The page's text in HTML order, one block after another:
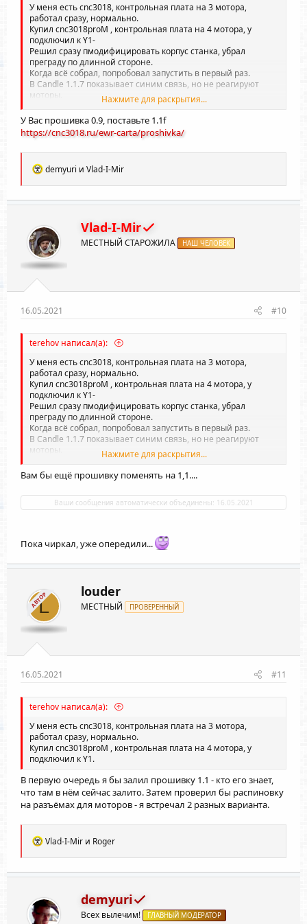
У меня есть cnc3018, контрольная плата на 3 мотора,
работал сразу, нормально.
Купил cnc3018proM , контрольная плата на 4 мотора, y
подключил к Y1-
Решил сразу пмодифицировать корпус станка, убрал
преграду по длинной стороне.
Когда всё собрал, попробовал запустить в первый раз.
В Candle 1.1.7 показывает синим связь, но не реагируют
моторы.
Поставил Candle 1.2.13 заработал шпиндель, но никакие
моторы не реагируют.
Не подскажете, в чём проблема. Нужна ли специальная
прошивка, драйверы, настройки?
Спасибо.
Нажмите для раскрытия...
У Вас прошивка 0.9, поставьте 1.1f
https://cnc3018.ru/ewr-carta/proshivka/
Р
а
к
и
и
:
demyuri и Vlad-I-Mir
Vlad-I-Mir
МЕСТНЫЙ СТАРОЖИЛА НАШ ЧЕЛОВЕК
16.05.2021 #10
terehov написал(а):
У меня есть cnc3018, контрольная плата на 3 мотора,
работал сразу, нормально.
Купил cnc3018proM , контрольная плата на 4 мотора, y
подключил к Y1-
Решил сразу пмодифицировать корпус станка, убрал
преграду по длинной стороне.
Когда всё собрал, попробовал запустить в первый раз.
В Candle 1.1.7 показывает синим связь, но не реагируют
моторы.
Поставил Candle 1.2.13 заработал шпиндель, но никакие
моторы не реагируют.
Не подскажете, в чём проблема. Нужна ли специальная
прошивка, драйверы, настройки?
Спасибо.
Нажмите для раскрытия...
Вам бы ещё прошивку поменять на 1,1....
Ваши сообщения автоматически объединены: 16.05.2021
Пока чиркал, уже опередили...
АВТОР
L
louder
МЕСТНЫЙ ПРОВЕРЕННЫЙ
16.05.2021 #11
terehov написал(а):
У меня есть cnc3018, контрольная плата на 3 мотора,
работал сразу, нормально.
Купил cnc3018proM , контрольная плата на 4 мотора, y
подключил к Y1.
В первую очередь я бы залил прошивку 1.1 - кто его знает,
что там в нём сейчас залито. Затем проверил бы распиновку
на разъёмах для моторов - я встречал 2 разных варианта.
Р
а
к
и
и
:
Vlad-I-Mir и Roger
demyuri
Всех вылечим! ГЛАВНЫЙ МОДЕРАТОР